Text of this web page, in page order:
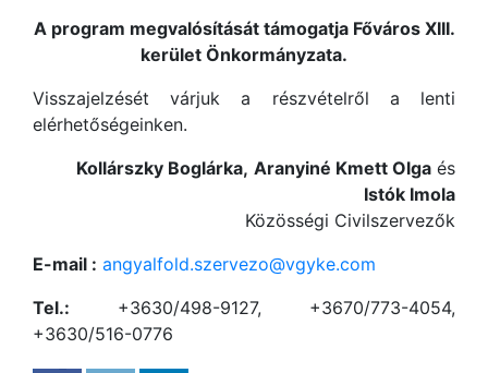
A program megvalósítását támogatja Főváros XIII.
kerület Önkormányzata.
Visszajelzését várjuk a részvételről a lenti
elérhetőségeinken.
Kollárszky Boglárka, Aranyiné Kmett Olga és
Istók Imola
Közösségi Civilszervezők
E-mail : angyalfold.szervezo@vgyke.com
Tel.: +3630/498-9127, +3670/773-4054,
+3630/516-0776